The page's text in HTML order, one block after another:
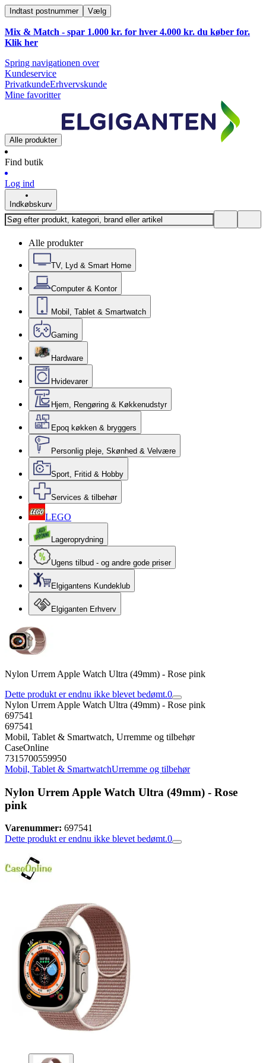
Indtast postnummer Vælg
Mix & Match - spar 1.000 kr. for hver 4.000 kr. du køber for.
Klik her
Spring navigationen over
Kundeservice
PrivatkundeErhvervskunde
Mine favoritter
Alle produkter
Find butik
Log ind
Indkøbskurv
Alle produkter
TV, Lyd & Smart Home
Computer & Kontor
Mobil, Tablet & Smartwatch
Gaming
Hardware
Hvidevarer
Hjem, Rengøring & Køkkenudstyr
Epoq køkken & bryggers
Personlig pleje, Skønhed & Velvære
Sport, Fritid & Hobby
Services & tilbehør
LEGO
Lageroprydning
Ugens tilbud - og andre gode priser
Elgigantens Kundeklub
Elgiganten Erhverv
Nylon Urrem Apple Watch Ultra (49mm) - Rose pink
Dette produkt er endnu ikke blevet bedømt.0
Nylon Urrem Apple Watch Ultra (49mm) - Rose pink
697541
697541
Mobil, Tablet & Smartwatch, Urremme og tilbehør
CaseOnline
7315700559950
Mobil, Tablet & SmartwatchUrremme og tilbehør
Nylon Urrem Apple Watch Ultra (49mm) - Rose
pink
Varenummer: 697541
Dette produkt er endnu ikke blevet bedømt.0